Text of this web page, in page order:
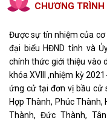
CHƯƠNG
Được sự tín nhiệm của
đại biểu HĐND tỉnh và
chính thức giới thiệu vào
khóa XVIII ,nhiệm kỳ
ứng cử tại đơn vị bầu cử
Hợp Thành, Phúc
Thành, Đức Thành,